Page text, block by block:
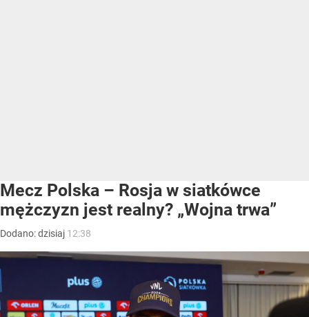
Mecz Polska – Rosja w siatkówce
mężczyzn jest realny? „Wojna trwa”
Dodano:dzisiaj 12:38